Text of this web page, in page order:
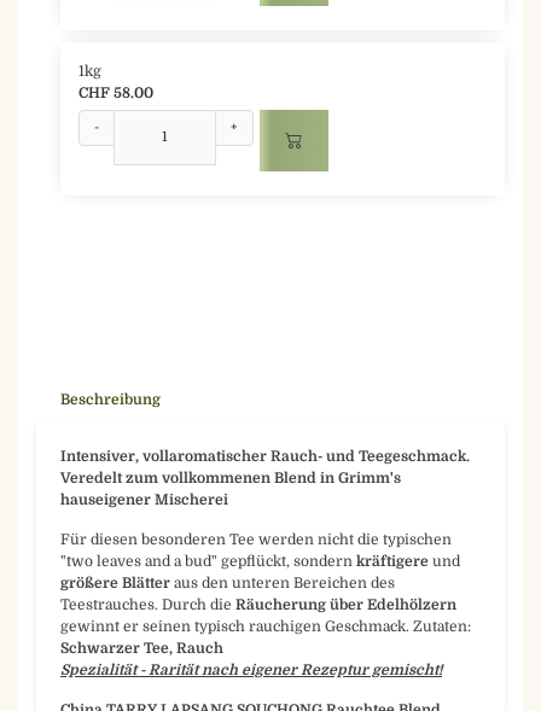
1kg
CHF 58.00
- +
Beschreibung
Intensiver, vollaromatischer Rauch- und Teegeschmack.
Veredelt zum vollkommenen Blend in Grimm's
hauseigener Mischerei
Für diesen besonderen Tee werden nicht die typischen
"two leaves and a bud" gepflückt, sondern kräftigere und
größere Blätter aus den unteren Bereichen des
Teestrauches. Durch die Räucherung über Edelhölzern
gewinnt er seinen typisch rauchigen Geschmack. Zutaten:
Schwarzer Tee, Rauch
Spezialität - Rarität nach eigener Rezeptur gemischt!